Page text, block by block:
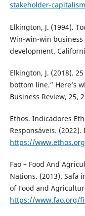
stakeholder-
Elkington, J. (1994).
Win-win-win
development.
Elkington, J. (2018).
bottom line.” Here’s
Business Review, 25,
Ethos. Indicadores
Responsáveis.
https://
Fao – Food And
Nations. (2013). Safa
of Food and
https://www.fao.org/